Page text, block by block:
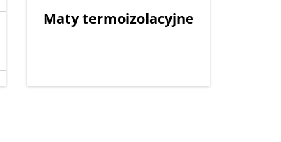
Maty termoizolacyjne